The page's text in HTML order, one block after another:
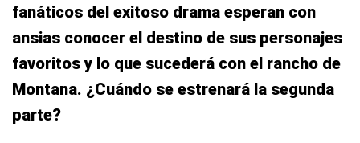
fanáticos del exitoso drama esperan con
ansias conocer el destino de sus personajes
favoritos y lo que sucederá con el rancho de
Montana. ¿Cuándo se estrenará la segunda
parte?